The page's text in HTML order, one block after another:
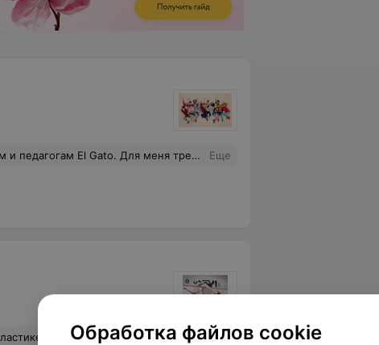
,что есть. Мне не хватает одного часа,чтобы насытиться этой крутой атмосферой. EL Gato-самая лучшая студия танцев. Еще
ЕщеОбработка файлов cookie